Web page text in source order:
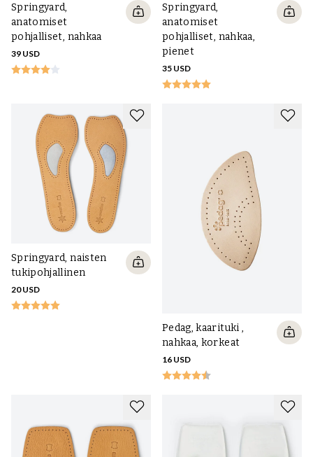
Springyard,
anatomiset
pohjalliset, nahkaa
39 USD
Springyard,
anatomiset
pohjalliset, nahkaa,
pienet
35 USD
Springyard, naisten
tukipohjallinen
20 USD
Pedag, kaarituki ,
nahkaa, korkeat
16 USD